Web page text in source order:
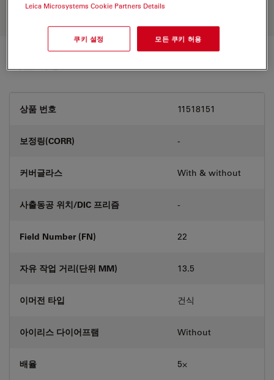
your needs.
상품 번호 11518151
보정링(CORR) -
커버글라스 With & without
사출동공 위치/DIC 프리즘 -
Field Number (FN) 22
자유 작업 거리(단위 MM) 13.5
이머전 타입 건식
아이리스 다이어프램 Without
배율 5⨉
Leica Microsystems Cookie Partners Details
쿠키 설정 모든 쿠키 허용